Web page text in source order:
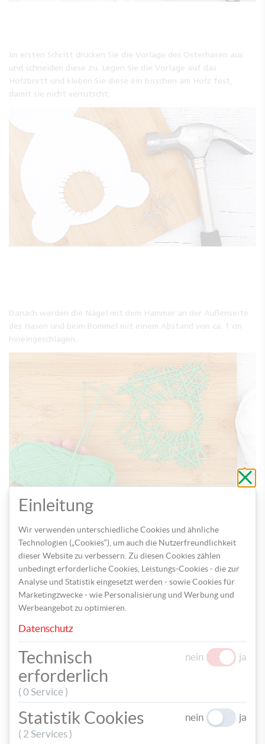
Im ersten Schritt drucken Sie die Vorlage des Osterhasen aus
und schneiden diese zu. Legen Sie die Vorlage auf das
Holzbrett und kleben Sie diese ein bisschen am Holz fest,
damit sie nicht verrutscht.
Danach werden die Nägel mit dem Hammer an der Außenseite
des Hasen und beim Bommel mit einem Abstand von ca. 1 cm
hineingeschlagen.
Nehmen Sie das grüne Garn und spannen Sie dieses kreuz und
quer von unten nach oben in die Hasenform. Den Bommel
lassen Sie noch frei. Das Fadenende wird am letzten Nagel
verknotet und anschließend wird der Faden noch einmal rund
um den Hasen gespannt und wieder verknotet.
ohne
zu
Einleitung
Wir verwenden unterschiedliche Cookies und ähnliche
Technologien („Cookies“), um auch die Nutzerfreundlichkeit
dieser Website zu verbessern. Zu diesen Cookies zählen
unbedingt erforderliche Cookies, Leistungs-Cookies - die zur
Analyse und Statistik eingesetzt werden - sowie Cookies für
Marketingzwecke - wie Personalisierung und Werbung und
Werbeangebot zu optimieren.
Datenschutz
Technisch
erforderlich
( 0 Service )
nein ja
Statistik Cookies
( 2 Services )
nein ja